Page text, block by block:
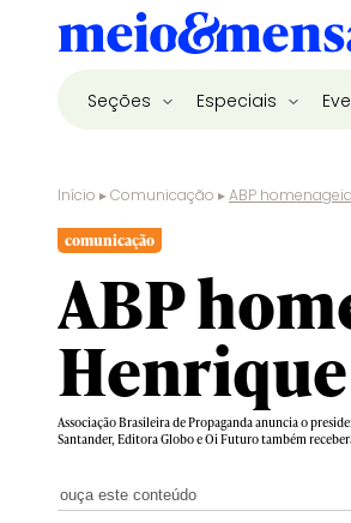
Seções Especiais
Início ▸Comunicação ▸ABP
comunicação
ABP
Associação Brasileira de Propaganda anuncia o
Santander, Editora Globo e Oi Futuro também
ouça este conteúdo